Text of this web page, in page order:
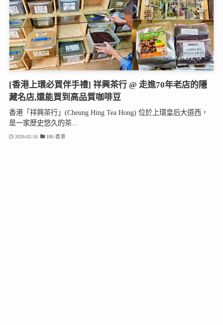
[香港上環必買伴手禮] 祥興茶行 @ 走進70年老店的隱
藏名店,還能買到高品質咖啡豆
香港「祥興茶行」(Cheung Hing Tea Hong) 位於上環皇后大道西，
是一家歷史悠久的茶...
2026-02-16 HK-香港